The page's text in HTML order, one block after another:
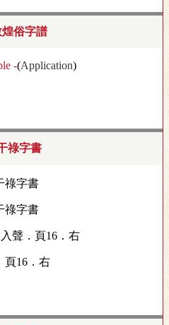
煌俗字譜
-(Application)
祿字書
頁16．右